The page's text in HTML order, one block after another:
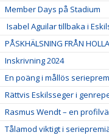
Member Days på Stadium
Isabel Aguilar tillbaka i
PÅSKHÄLSNING FRÅN
Inskrivning 2024
En poäng i mållös
Rättvis Eskilsseger i
Rasmus Wendt – en
Tålamod viktigt i